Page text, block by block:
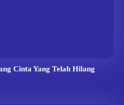
Cinta Yang Telah Hilang